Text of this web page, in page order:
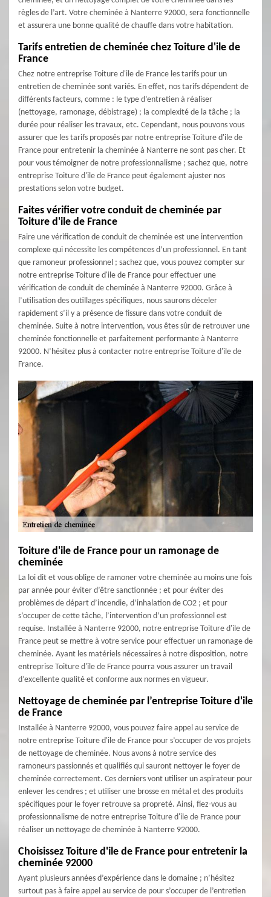
règles de l’art. Votre cheminée à Nanterre 92000, sera fonctionnelle
et assurera une bonne qualité de chauffe dans votre habitation.
Tarifs entretien de cheminée chez Toiture d'ile de
France
Chez notre entreprise Toiture d'ile de France les tarifs pour un
entretien de cheminée sont variés. En effet, nos tarifs dépendent de
différents facteurs, comme : le type d’entretien à réaliser
(nettoyage, ramonage, débistrage) ; la complexité de la tâche ; la
durée pour réaliser les travaux, etc. Cependant, nous pouvons vous
assurer que les tarifs proposés par notre entreprise Toiture d'ile de
France pour entretenir la cheminée à Nanterre ne sont pas cher. Et
pour vous témoigner de notre professionnalisme ; sachez que, notre
entreprise Toiture d'ile de France peut également ajuster nos
prestations selon votre budget.
Faites vérifier votre conduit de cheminée par
Toiture d'ile de France
Faire une vérification de conduit de cheminée est une intervention
complexe qui nécessite les compétences d’un professionnel. En tant
que ramoneur professionnel ; sachez que, vous pouvez compter sur
notre entreprise Toiture d'ile de France pour effectuer une
vérification de conduit de cheminée à Nanterre 92000. Grâce à
l’utilisation des outillages spécifiques, nous saurons déceler
rapidement s’il y a présence de fissure dans votre conduit de
cheminée. Suite à notre intervention, vous êtes sûr de retrouver une
cheminée fonctionnelle et parfaitement performante à Nanterre
92000. N’hésitez plus à contacter notre entreprise Toiture d'ile de
France.
Toiture d'ile de France pour un ramonage de
cheminée
La loi dit et vous oblige de ramoner votre cheminée au moins une fois
par année pour éviter d’être sanctionnée ; et pour éviter des
problèmes de départ d’incendie, d’inhalation de CO2 ; et pour
s’occuper de cette tâche, l’intervention d’un professionnel est
requise. Installée à Nanterre 92000, notre entreprise Toiture d'ile de
France peut se mettre à votre service pour effectuer un ramonage de
cheminée. Ayant les matériels nécessaires à notre disposition, notre
entreprise Toiture d'ile de France pourra vous assurer un travail
d’excellente qualité et conforme aux normes en vigueur.
Nettoyage de cheminée par l’entreprise Toiture d'ile
de France
Installée à Nanterre 92000, vous pouvez faire appel au service de
notre entreprise Toiture d'ile de France pour s’occuper de vos projets
de nettoyage de cheminée. Nous avons à notre service des
ramoneurs passionnés et qualifiés qui sauront nettoyer le foyer de
cheminée correctement. Ces derniers vont utiliser un aspirateur pour
enlever les cendres ; et utiliser une brosse en métal et des produits
spécifiques pour le foyer retrouve sa propreté. Ainsi, fiez-vous au
professionnalisme de notre entreprise Toiture d'ile de France pour
réaliser un nettoyage de cheminée à Nanterre 92000.
Choisissez Toiture d'ile de France pour entretenir la
cheminée 92000
Ayant plusieurs années d’expérience dans le domaine ; n’hésitez
surtout pas à faire appel au service de pour s’occuper de l’entretien